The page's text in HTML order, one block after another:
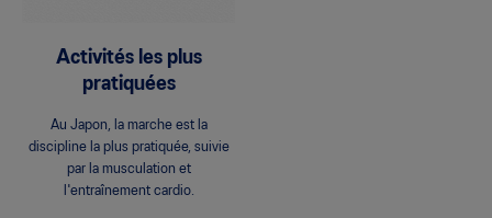
Activités les plus
pratiquées
Au Japon, la marche est la
discipline la plus pratiquée, suivie
par la musculation et
l'entraînement cardio.